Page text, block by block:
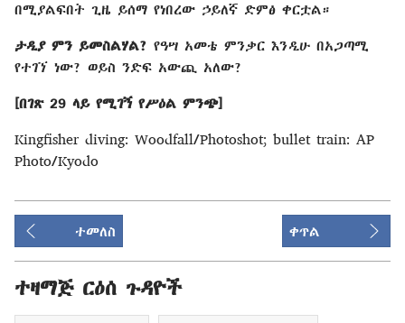
በሚያልፍበት ጊዜ ይሰማ የነበረው ኃይለኛ ድምፅ ቀርቷል።
ታዲያ ምን ይመስልሃል? የዓሣ አመቴ ምንቃር እንዲሁ በአጋጣሚ
የተገኘ ነው? ወይስ ንድፍ አውጪ አለው?
[በገጽ 29 ላይ የሚገኝ የሥዕል ምንጭ]
Kingfisher diving: Woodfall/Photoshot; bullet train: AP
Photo/Kyodo
ተመለስ ቀጥል
ተዛማጅ ርዕሰ ጉዳዮች